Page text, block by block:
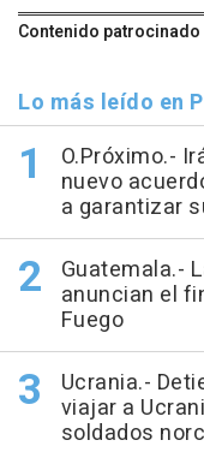
Contenido patrocinado
Lo más leído en
O.Próximo.-
nuevo
a garantizar
Guatemala.-
anuncian el
Fuego
Ucrania.-
viajar a
soldados